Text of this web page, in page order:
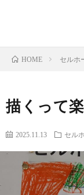
HOME セルホ
描くって
2025.11.13 セル